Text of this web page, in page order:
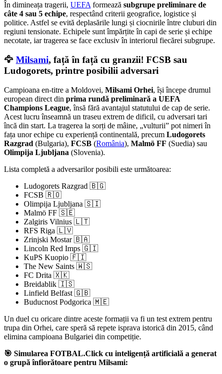
În dimineața tragerii, UEFA formează subgrupe preliminare de
câte 4 sau 5 echipe, respectând criterii geografice, logistice și
politice. Astfel se evită deplasările lungi și ciocnirile între cluburi din
regiuni tensionate. Echipele sunt împărțite în capi de serie și echipe
necotate, iar tragerea se face exclusiv în interiorul fiecărei subgrupe.
🦅 Milsami, față în față cu granzii! FCSB sau
Ludogorets, printre posibilii adversari
Campioana en-titre a Moldovei, Milsami Orhei, își începe drumul
european direct din prima rundă preliminară a UEFA
Champions League, însă fără avantajul statutului de cap de serie.
Acest lucru înseamnă un traseu extrem de dificil, cu adversari tari
încă din start. La tragerea la sorți de mâine, „vulturii” pot nimeri în
fața unor echipe cu experiență continentală, precum Ludogorets
Razgrad (Bulgaria), FCSB (România), Malmö FF (Suedia) sau
Olimpija Ljubljana (Slovenia).
Lista completă a adversarilor posibili este următoarea:
Ludogorets Razgrad 🇧🇬
FCSB 🇷🇴
Olimpija Ljubljana 🇸🇮
Malmö FF 🇸🇪
Zalgiris Vilnius 🇱🇹
RFS Riga 🇱🇻
Zrinjski Mostar 🇧🇦
Lincoln Red Imps 🇬🇮
KuPS Kuopio 🇫🇮
The New Saints 🇼🇸
FC Drita 🇽🇰
Breidablik 🇮🇸
Linfield Belfast 🇬🇧
Buducnost Podgorica 🇲🇪
Un duel cu oricare dintre aceste formații va fi un test extrem pentru
trupa din Orhei, care speră să repete isprava istorică din 2015, când
elimina campioana Bulgariei din competiție.
🎯 Simularea FOTBAL.Click cu inteligență artificială a generat
o grupă înfiorătoare pentru Milsami: